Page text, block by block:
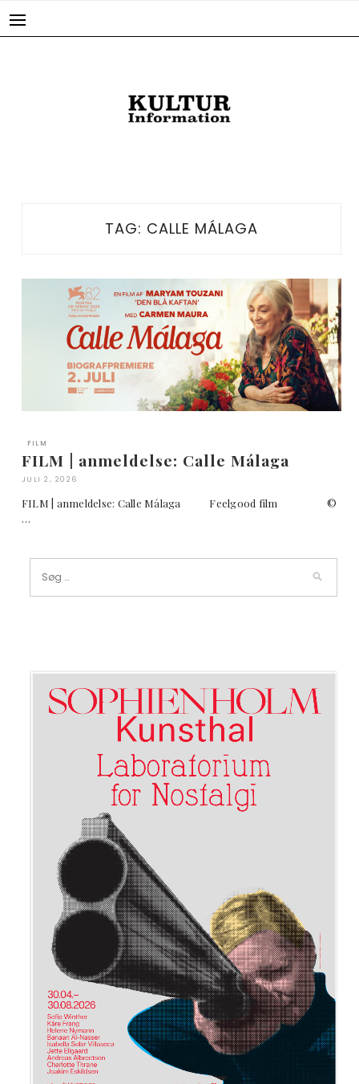
TAG: CALLE MÁLAGA
FILM
FILM | anmeldelse: Calle Málaga
JULI 2, 2026
FILM | anmeldelse: Calle Málaga Feelgood film ©
…